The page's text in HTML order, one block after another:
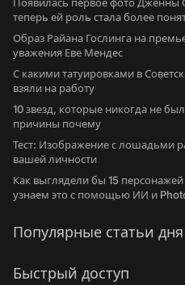
Появилась первое фото Дженны
теперь ей роль стала более
Образ Райана Гослинга на
уважения Еве Мендес
С какими татуировками в
взяли на работу
10 звезд, которые никогда не
причины почему
Тест: Изображение с лошадьми
вашей личности
Как выглядели бы 15
узнаем это с помощью ИИ и
Популярные статьи дня
Быстрый доступ